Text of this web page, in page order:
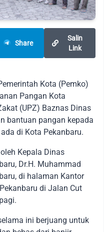
Share
Salin
Link
Kota (Pemko)
Pangan Kota
(UPZ) Baznas Dinas
bantuan pangan kepada
di Kota Pekanbaru.
Kepala Dinas
Dr.H. Muhammad
di halaman Kantor
di Jalan Cut
ini berjuang untuk